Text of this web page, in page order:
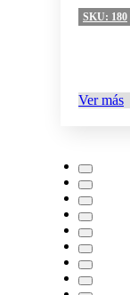
SKU: 180
Ver más